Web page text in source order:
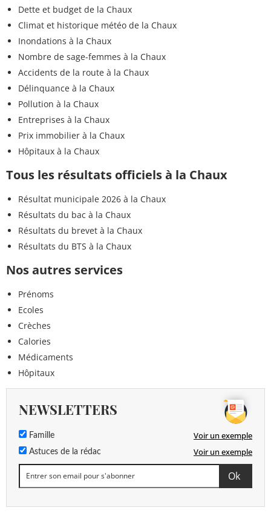
Dette et budget de la Chaux
Climat et historique météo de la Chaux
Inondations à la Chaux
Nombre de sage-femmes à la Chaux
Accidents de la route à la Chaux
Délinquance à la Chaux
Pollution à la Chaux
Entreprises à la Chaux
Prix immobilier à la Chaux
Hôpitaux à la Chaux
Tous les résultats officiels à la Chaux
Résultat municipale 2026 à la Chaux
Résultats du bac à la Chaux
Résultats du brevet à la Chaux
Résultats du BTS à la Chaux
Nos autres services
Prénoms
Ecoles
Crèches
Calories
Médicaments
Hôpitaux
NEWSLETTERS
Famille Voir un exemple
Astuces de la rédac Voir un exemple